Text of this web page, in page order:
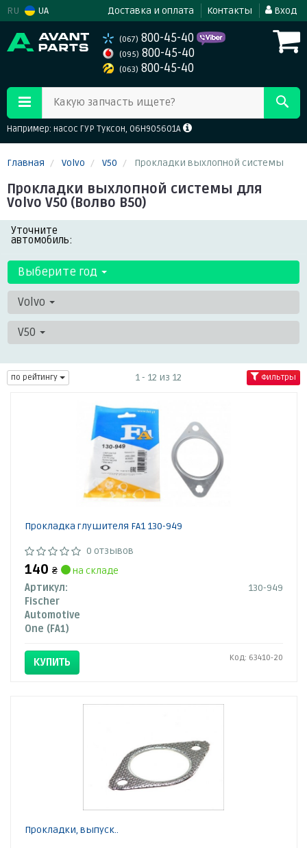
RU UA Доставка и оплата Контакты Вход
(067) 800-45-40
(095) 800-45-40
(063) 800-45-40
Какую запчасть ищете?
Например: насос ГУР Туксон, 06H905601A
Главная Volvo V50 Прокладки выхлопной системы
Прокладки выхлопной системы для
Volvo V50 (Волво В50)
Уточните
автомобиль:
Выберите год
Volvo
V50
по рейтингу 1 - 12 из 12 Фильтры
Прокладка глушителя FA1 130-949
0 отзывов
140 ₴
на складе
Артикул:
130-949
Fischer
Automotive
One (FA1)
КУПИТЬ Код: 63410-20
Прокладки, выпуск..